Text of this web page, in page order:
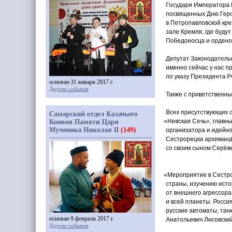
Государя Императора
посвященных Дню
в Петропавловской
зале Кремля, где
Победоносца и
Депутат
именно сейчас у нас
по указу Президента
Также с
Всех присутствующих
«Невская Сечь»,
организатора и
Сестрорецка
со своим сыном
«Мероприятие в
страны, изучению
от внешнего
и всей планеты.
русские автоматы,
Анатольевич
основан 31 января 2017 г.
Другие события
Самарский отдел Казачьего
Конвоя Памяти Царя
Мученика Николая II (149)
основан 9 февраля 2017 г.
Другие события